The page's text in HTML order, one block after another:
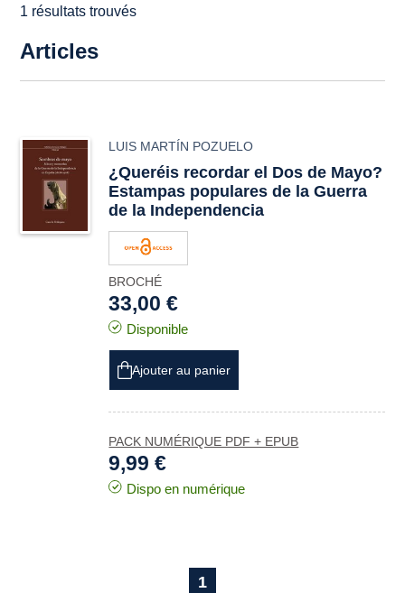
1 résultats trouvés
Articles
LUIS MARTÍN POZUELO
¿Queréis recordar el Dos de Mayo?
Estampas populares de la Guerra
de la Independencia
BROCHÉ
33,00 €
Disponible
Ajouter au panier
PACK NUMÉRIQUE PDF + EPUB
9,99 €
Dispo en numérique
1